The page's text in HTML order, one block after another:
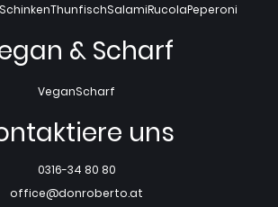
SchinkenThunfischSalamiRucolaPeperoni
& Scharf
VeganScharf
uns
0316-34 80 80
office@donroberto.at